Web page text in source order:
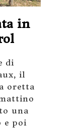
in
di
il
oretta
una
e poi